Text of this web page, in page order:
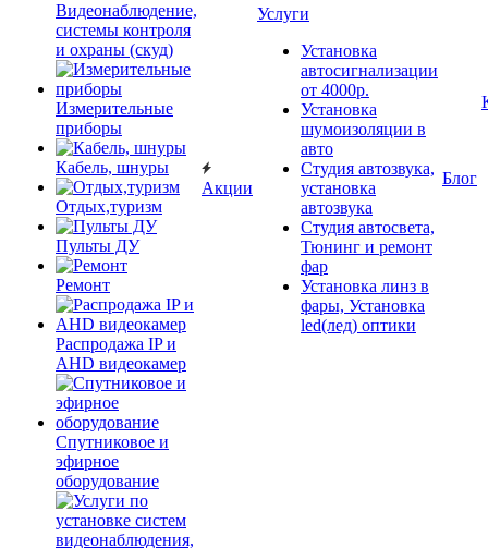
Видеонаблюдение,
системы контроля
и охраны (скуд)
Измерительные
приборы
Кабель, шнуры
Отдых,туризм
Пульты ДУ
Ремонт
Распродажа IP и
AHD видеокамер
Спутниковое и
эфирное
оборудование
Акции
Услуги
Установка
автосигнализации
от 4000р.
Установка
шумоизоляции в
авто
Студия автозвука,
установка
автозвука
Студия автосвета,
Тюнинг и ремонт
фар
Установка линз в
фары, Установка
led(лед) оптики
Блог